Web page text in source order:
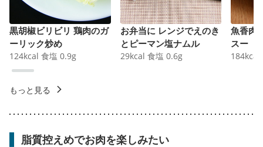
黒胡椒ビリビリ 鶏肉のガ
ーリック炒め
124kcal 食塩 0.9g
お弁当に レンジでえのき
とピーマン塩ナムル
29kcal 食塩 0.6g
魚香肉
スー
184kcal
もっと見る
脂質控えめでお肉を楽しみたい